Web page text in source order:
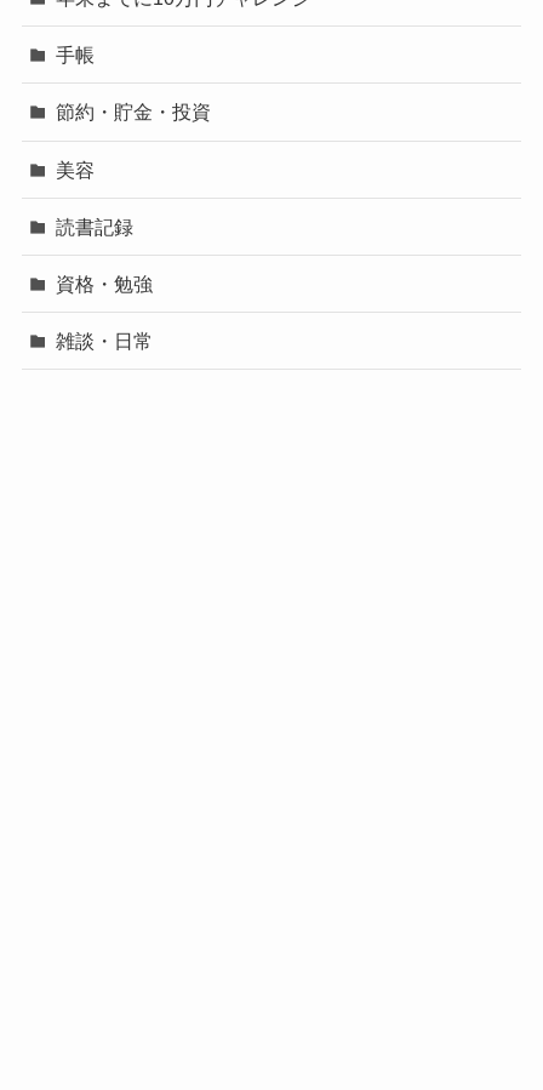
手帳
節約・貯金・投資
美容
読書記録
資格・勉強
雑談・日常